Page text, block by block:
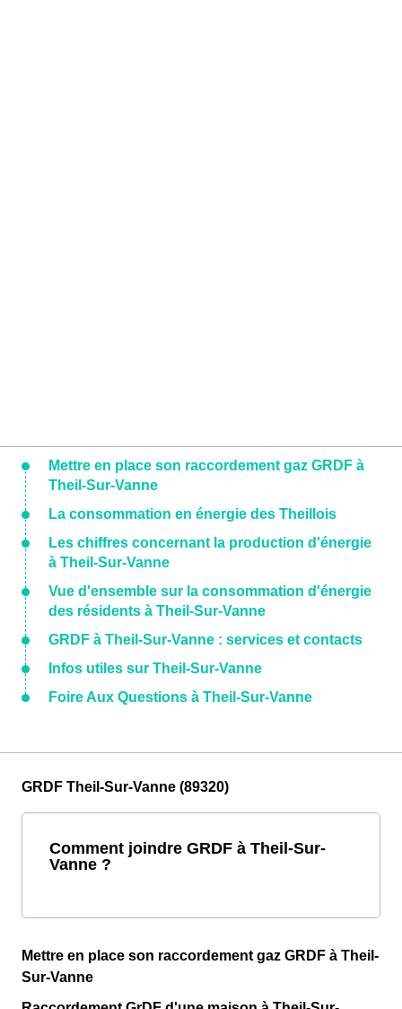
Mettre en place son raccordement gaz GRDF à
Theil-Sur-Vanne
La consommation en énergie des Theillois
Les chiffres concernant la production d'énergie
à Theil-Sur-Vanne
Vue d'ensemble sur la consommation d'énergie
des résidents à Theil-Sur-Vanne
GRDF à Theil-Sur-Vanne : services et contacts
Infos utiles sur Theil-Sur-Vanne
Foire Aux Questions à Theil-Sur-Vanne
GRDF Theil-Sur-Vanne (89320)
Comment joindre GRDF à Theil-Sur-
Vanne ?
Mettre en place son raccordement gaz GRDF à Theil-
Sur-Vanne